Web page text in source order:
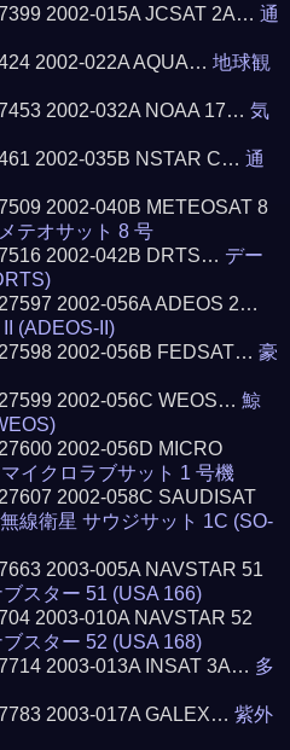
2002-015A JCSAT 2A…通
2002-022A AQUA…地球観
2002-032A NOAA 17…気
2002-035B NSTAR C…通
2002-040B METEOSAT 8
テオサット 8 号
2002-042B DRTS… デー
2002-056A ADEOS 2…
(ADEOS-II)
2002-056B FEDSAT…豪
2002-056C WEOS…鯨
2002-056D MICRO
イクロラブサット 1 号機
2002-058C SAUDISAT
線衛星 サウジサット 1C (SO-
2003-005A NAVSTAR 51
スター 51 (USA 166)
2003-010A NAVSTAR 52
スター 52 (USA 168)
2003-013A INSAT 3A… 多
2003-017A GALEX…紫外